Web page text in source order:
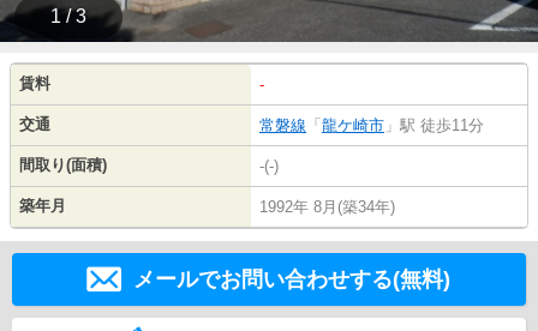
1 / 3
賃料 -
交通 常磐線 「 龍ケ崎市 」駅 徒歩11分
間取り(面積) -(-)
築年月 1992年 8月(築34年)
メールでお問い合わせする(無料)